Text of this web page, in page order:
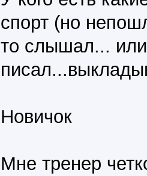
спорт (но
то слышал...
Новичок
Мне тренер